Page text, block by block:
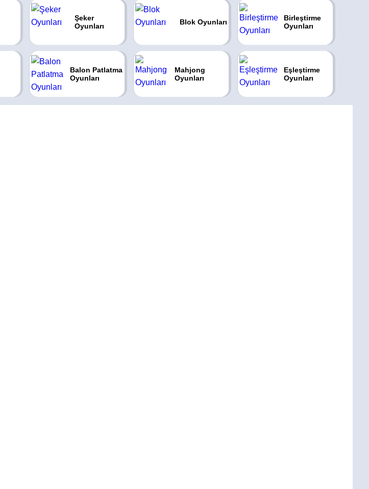
Şeker
Oyunları
Blok Oyunları
Birleştirme
Oyunları
Balon Patlatma
Oyunları
Mahjong
Oyunları
Eşleştirme
Oyunları